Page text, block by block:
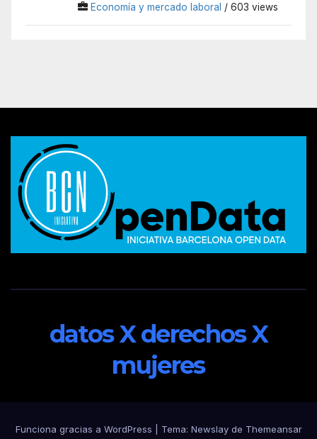
Economía y mercado laboral / 603 views
datos X derechos X
mujeres
Funciona gracias a WordPress Tema: Newslayde Themeansar